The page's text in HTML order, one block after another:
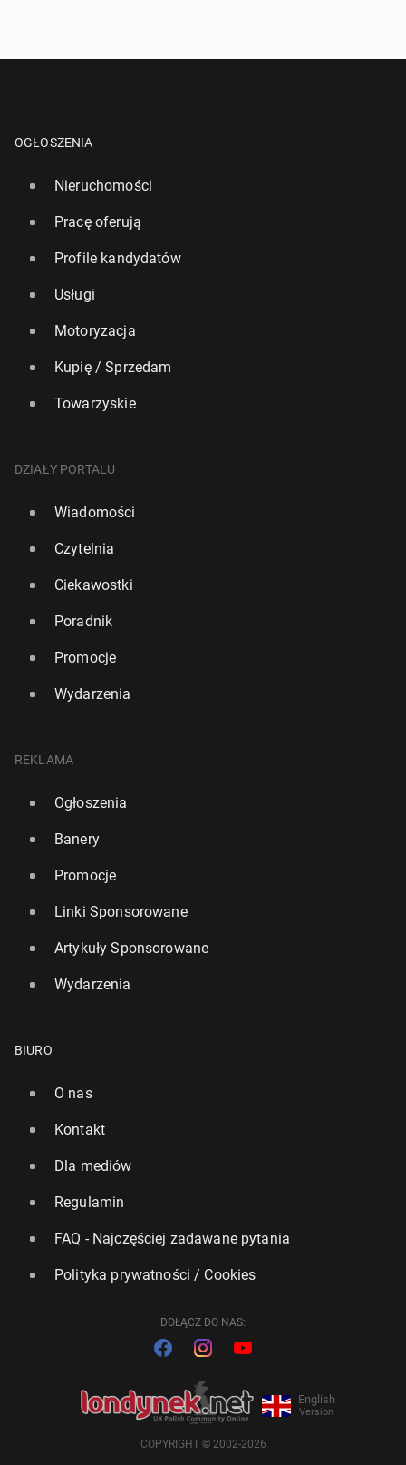
OGŁOSZENIA
Nieruchomości
Pracę oferują
Profile kandydatów
Usługi
Motoryzacja
Kupię / Sprzedam
Towarzyskie
DZIAŁY PORTALU
Wiadomości
Czytelnia
Ciekawostki
Poradnik
Promocje
Wydarzenia
REKLAMA
Ogłoszenia
Banery
Promocje
Linki Sponsorowane
Artykuły Sponsorowane
Wydarzenia
BIURO
O nas
Kontakt
Dla mediów
Regulamin
FAQ - Najczęściej zadawane pytania
Polityka prywatności / Cookies
DOŁĄCZ DO NAS:
English
Version
COPYRIGHT © 2002-2026